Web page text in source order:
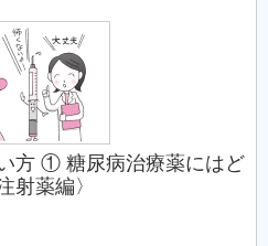
方 ① 糖尿病治療薬にはど
射薬編〉